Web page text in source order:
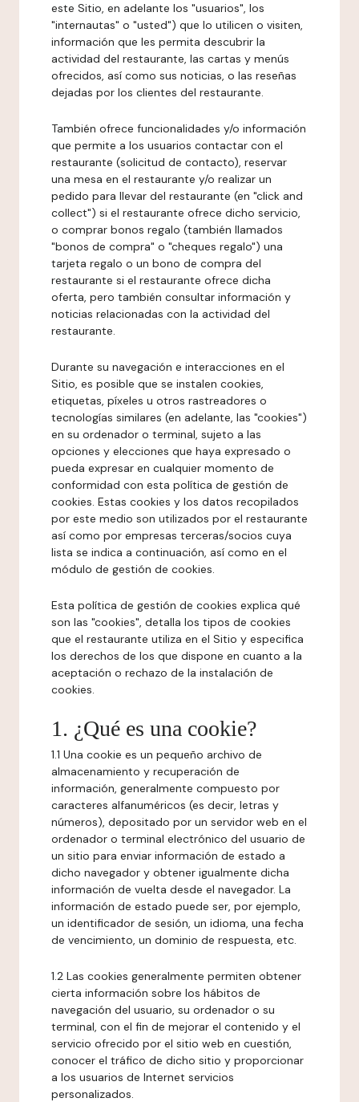
este Sitio, en adelante los "usuarios", los
"internautas" o "usted") que lo utilicen o visiten,
información que les permita descubrir la
actividad del restaurante, las cartas y menús
ofrecidos, así como sus noticias, o las reseñas
dejadas por los clientes del restaurante.
También ofrece funcionalidades y/o información
que permite a los usuarios contactar con el
restaurante (solicitud de contacto), reservar
una mesa en el restaurante y/o realizar un
pedido para llevar del restaurante (en "click and
collect") si el restaurante ofrece dicho servicio,
o comprar bonos regalo (también llamados
"bonos de compra" o "cheques regalo") una
tarjeta regalo o un bono de compra del
restaurante si el restaurante ofrece dicha
oferta, pero también consultar información y
noticias relacionadas con la actividad del
restaurante.
Durante su navegación e interacciones en el
Sitio, es posible que se instalen cookies,
etiquetas, píxeles u otros rastreadores o
tecnologías similares (en adelante, las "cookies")
en su ordenador o terminal, sujeto a las
opciones y elecciones que haya expresado o
pueda expresar en cualquier momento de
conformidad con esta política de gestión de
cookies. Estas cookies y los datos recopilados
por este medio son utilizados por el restaurante
así como por empresas terceras/socios cuya
lista se indica a continuación, así como en el
módulo de gestión de cookies.
Esta política de gestión de cookies explica qué
son las "cookies", detalla los tipos de cookies
que el restaurante utiliza en el Sitio y especifica
los derechos de los que dispone en cuanto a la
aceptación o rechazo de la instalación de
cookies.
1. ¿Qué es una cookie?
1.1 Una cookie es un pequeño archivo de
almacenamiento y recuperación de
información, generalmente compuesto por
caracteres alfanuméricos (es decir, letras y
números), depositado por un servidor web en el
ordenador o terminal electrónico del usuario de
un sitio para enviar información de estado a
dicho navegador y obtener igualmente dicha
información de vuelta desde el navegador. La
información de estado puede ser, por ejemplo,
un identificador de sesión, un idioma, una fecha
de vencimiento, un dominio de respuesta, etc.
1.2 Las cookies generalmente permiten obtener
cierta información sobre los hábitos de
navegación del usuario, su ordenador o su
terminal, con el fin de mejorar el contenido y el
servicio ofrecido por el sitio web en cuestión,
conocer el tráfico de dicho sitio y proporcionar
a los usuarios de Internet servicios
personalizados.